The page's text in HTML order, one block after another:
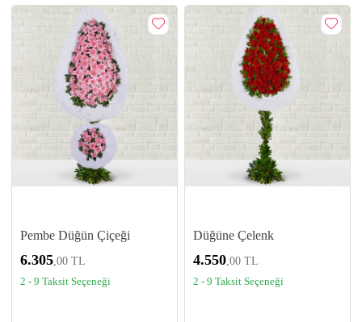
Pembe Düğün Çiçeği
6.305,00 TL
2 - 9 Taksit Seçeneği
Düğüne Çelenk
4.550,00 TL
2 - 9 Taksit Seçeneği